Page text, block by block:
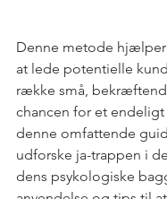
Denne metode
at lede potentielle
række små,
chancen for et
denne omfattende
udforske ja-trappen i
dens psykologiske